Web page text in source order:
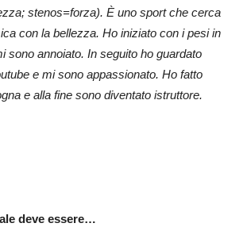
stenos=forza). È uno sport che cerca
con la bellezza. Ho iniziato con i pesi in
sono annoiato. In seguito ho guardato
e mi sono appassionato. Ho fatto
e alla fine sono diventato istruttore.
deve essere…